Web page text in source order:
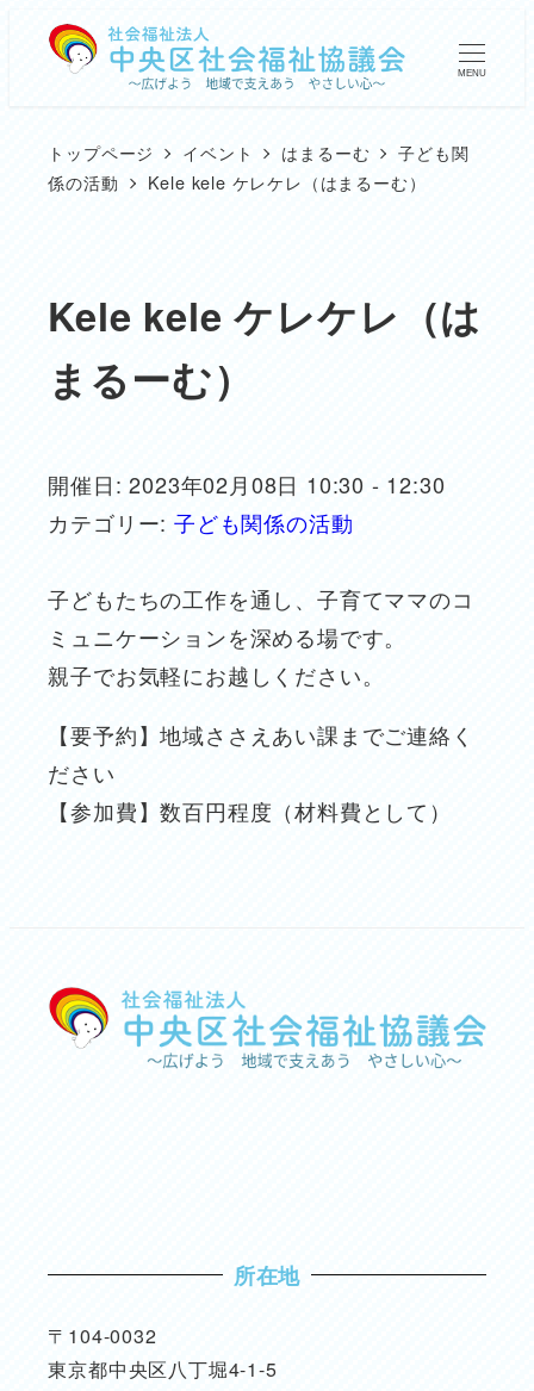
MENU
トップページ イベント はまるーむ
子ども関
係の活動
Kele kele ケレケレ（はまるーむ）
Kele kele ケレケレ（は
まるーむ）
開催日: 2023年02月08日 10:30 - 12:30
カテゴリー: 子ども関係の活動
子どもたちの工作を通し、子育てママのコ
ミュニケーションを深める場です。
親子でお気軽にお越しください。
【要予約】地域ささえあい課までご連絡く
ださい
【参加費】数百円程度（材料費として）
所在地
〒104-0032
東京都中央区八丁堀4-1-5